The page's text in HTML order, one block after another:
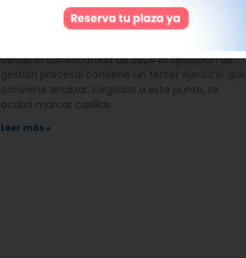
¿Cómo es el tercer ejercicio de
gestión procesal?
Desde la convocatoria de 2024 la oposición de
gestión procesal contiene un tercer ejercicio que
conviene analizar. Llegados a este punto, se
acabó marcar casillas
Leer más »